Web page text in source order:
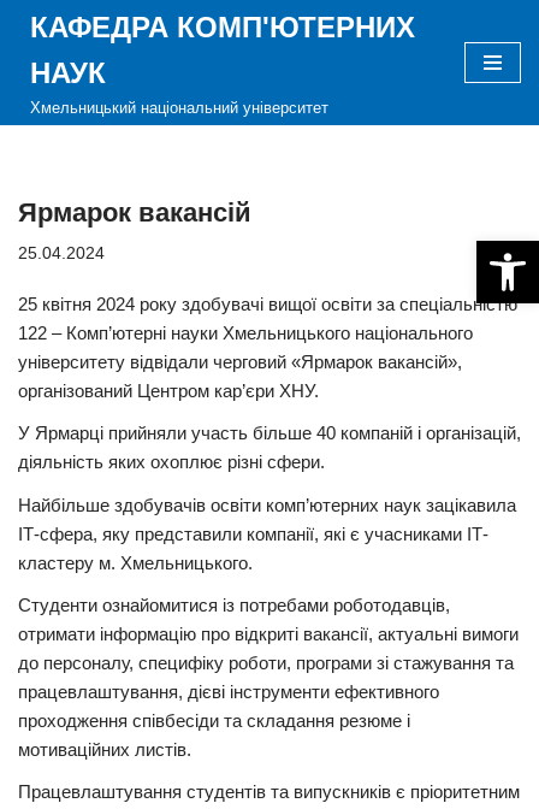
Перейти
вмісту
КАФЕДРА КОМП'ЮТЕРНИХ
НАУК
Хмельницький національний університет
Ярмарок вакансій
25.04.2024
25 квітня 2024 року здобувачі вищої освіти за спеціальністю
122 – Комп’ютерні науки Хмельницького національного
університету відвідали черговий «Ярмарок вакансій»,
організований Центром кар’єри ХНУ.
У Ярмарці прийняли участь більше 40 компаній і організацій,
діяльність яких охоплює різні сфери.
Найбільше здобувачів освіти комп’ютерних наук зацікавила
ІТ-сфера, яку представили компанії, які є учасниками IТ-
кластеру м. Хмельницького.
Студенти ознайомитися із потребами роботодавців,
отримати інформацію про відкриті вакансії, актуальні вимоги
до персоналу, специфіку роботи, програми зі стажування та
працевлаштування, дієві інструменти ефективного
проходження співбесіди та складання резюме і
мотиваційних листів.
Працевлаштування студентів та випускників є пріоритетним